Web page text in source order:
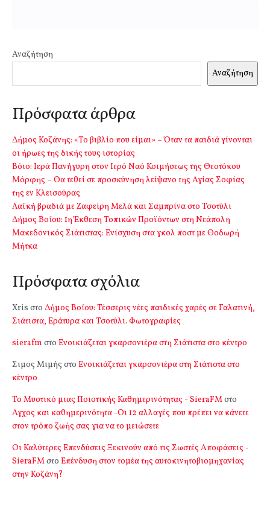
Αναζήτηση
Αναζήτηση
Πρόσφατα άρθρα
Δήμος Κοζάνης: «Το βιβλίο που είμαι» – Όταν τα παιδιά γίνονται
οι ήρωες της δικής τους ιστορίας
Βόιο: Ιερά Πανήγυρη στον Ιερό Ναό Κοιμήσεως της Θεοτόκου
Μόρφης – Θα τεθεί σε προσκύνηση λείψανο της Αγίας Σοφίας
της εν Κλεισούρας
Λαϊκή βραδιά με Ζαφείρη Μελά και Σαμπρίνα στο Τσοτύλι
Δήμος Βοΐου: 1η Έκθεση Τοπικών Προϊόντων στη Νεάπολη
Μακεδονικός Σιάτιστας: Ενίσχυση στα γκολ ποστ με Θοδωρή
Μήτκα
Πρόσφατα σχόλια
Xris στο Δήμος Βοΐου: Τέσσερις νέες παιδικές χαρές σε Γαλατινή,
Σιάτιστα, Εράτυρα και Τσοτύλι. Φωτογραφίες
sierafm στο Ενοικιάζεται γκαρσονιέρα στη Σιάτιστα στο κέντρο
Σιμος Μιμής στο Ενοικιάζεται γκαρσονιέρα στη Σιάτιστα στο
κέντρο
Το Μυστικό μιας Ποιοτικής Καθημερινότητας - SieraFMστο
Αγχος και καθημερινότητα -Οι 12 αλλαγές που πρέπει να κάνετε
στον τρόπο ζωής σας για να το μειώσετε
Οι Καλύτερες Επενδύσεις Ξεκινούν από τις Σωστές Αποφάσεις -
SieraFMστο Επένδυση στον τομέα της αυτοκινητοβιομηχανίας
στην Κοζάνη?